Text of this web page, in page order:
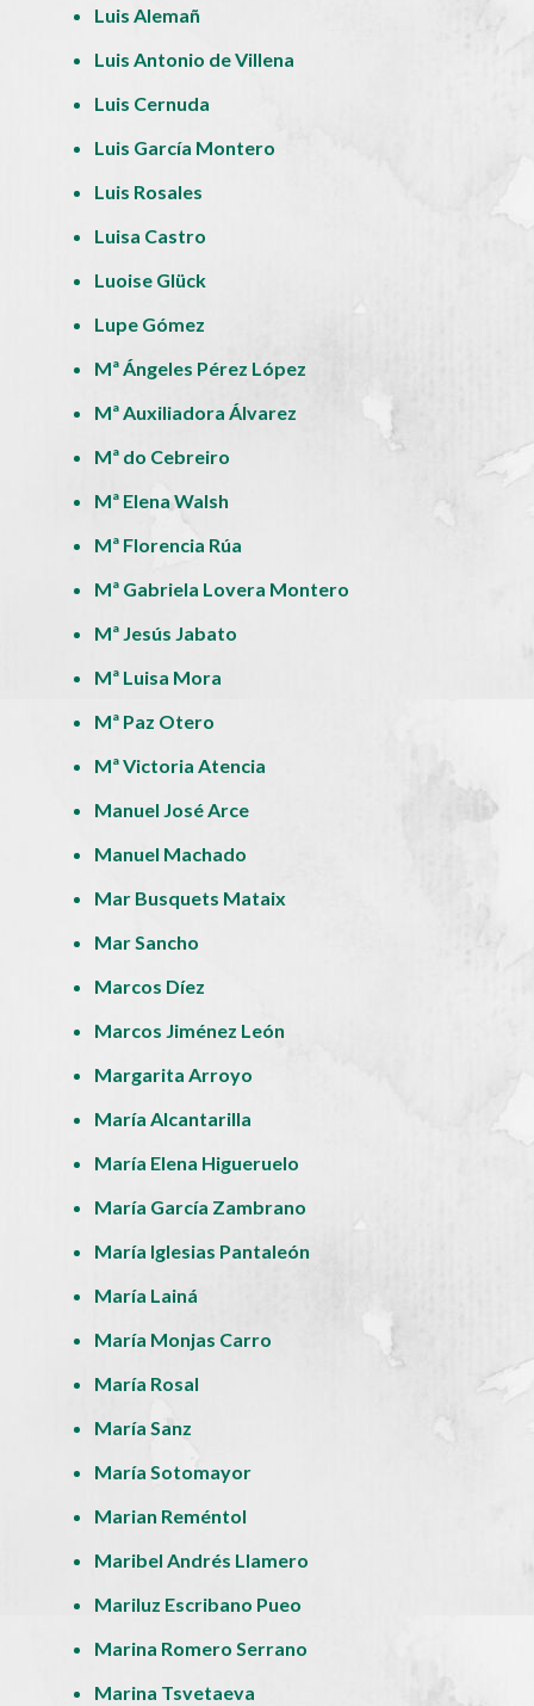
Luis Alemañ
Luis Antonio de Villena
Luis Cernuda
Luis García Montero
Luis Rosales
Luisa Castro
Luoise Glück
Lupe Gómez
Mª Ángeles Pérez López
Mª Auxiliadora Álvarez
Mª do Cebreiro
Mª Elena Walsh
Mª Florencia Rúa
Mª Gabriela Lovera Montero
Mª Jesús Jabato
Mª Luisa Mora
Mª Paz Otero
Mª Victoria Atencia
Manuel José Arce
Manuel Machado
Mar Busquets Mataix
Mar Sancho
Marcos Díez
Marcos Jiménez León
Margarita Arroyo
María Alcantarilla
María Elena Higueruelo
María García Zambrano
María Iglesias Pantaleón
María Lainá
María Monjas Carro
María Rosal
María Sanz
María Sotomayor
Marian Reméntol
Maribel Andrés Llamero
Mariluz Escribano Pueo
Marina Romero Serrano
Marina Tsvetaeva